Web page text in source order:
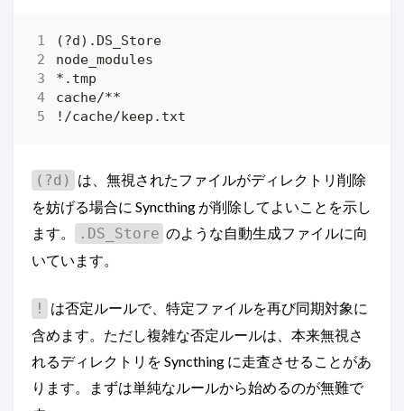
(?d) は、無視されたファイルがディレクトリ削除
を妨げる場合に Syncthing が削除してよいことを示し
ます。
.DS_Store のような自動生成ファイルに向
いています。
!
は否定ルールで、特定ファイルを再び同期対象に
含めます。ただし複雑な否定ルールは、本来無視さ
れるディレクトリを Syncthing に走査させることがあ
ります。まずは単純なルールから始めるのが無難で